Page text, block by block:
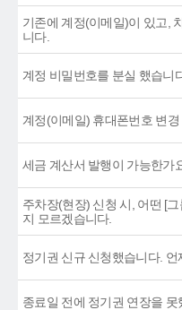
기존에 계정(이메일)이 있고,
니다.
계정 비밀번호를 분실 했습니
계정(이메일) 휴대폰번호 변경
세금 계산서 발행이 가능한가
주차장(현장) 신청 시, 어떤 [
지 모르겠습니다.
정기권 신규 신청했습니다. 언
종료일 전에 정기권 연장을 못